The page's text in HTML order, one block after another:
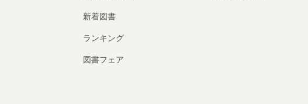
新着図書
ランキング
図書フェア